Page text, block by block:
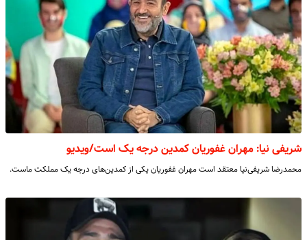
شریفی نیا: مهران غفوریان کمدین درجه یک است/ویدیو
محمدرضا شریفی‌نیا معتقد است مهران غفوریان یکی از کمدین‌های درجه یک مملکت ماست.